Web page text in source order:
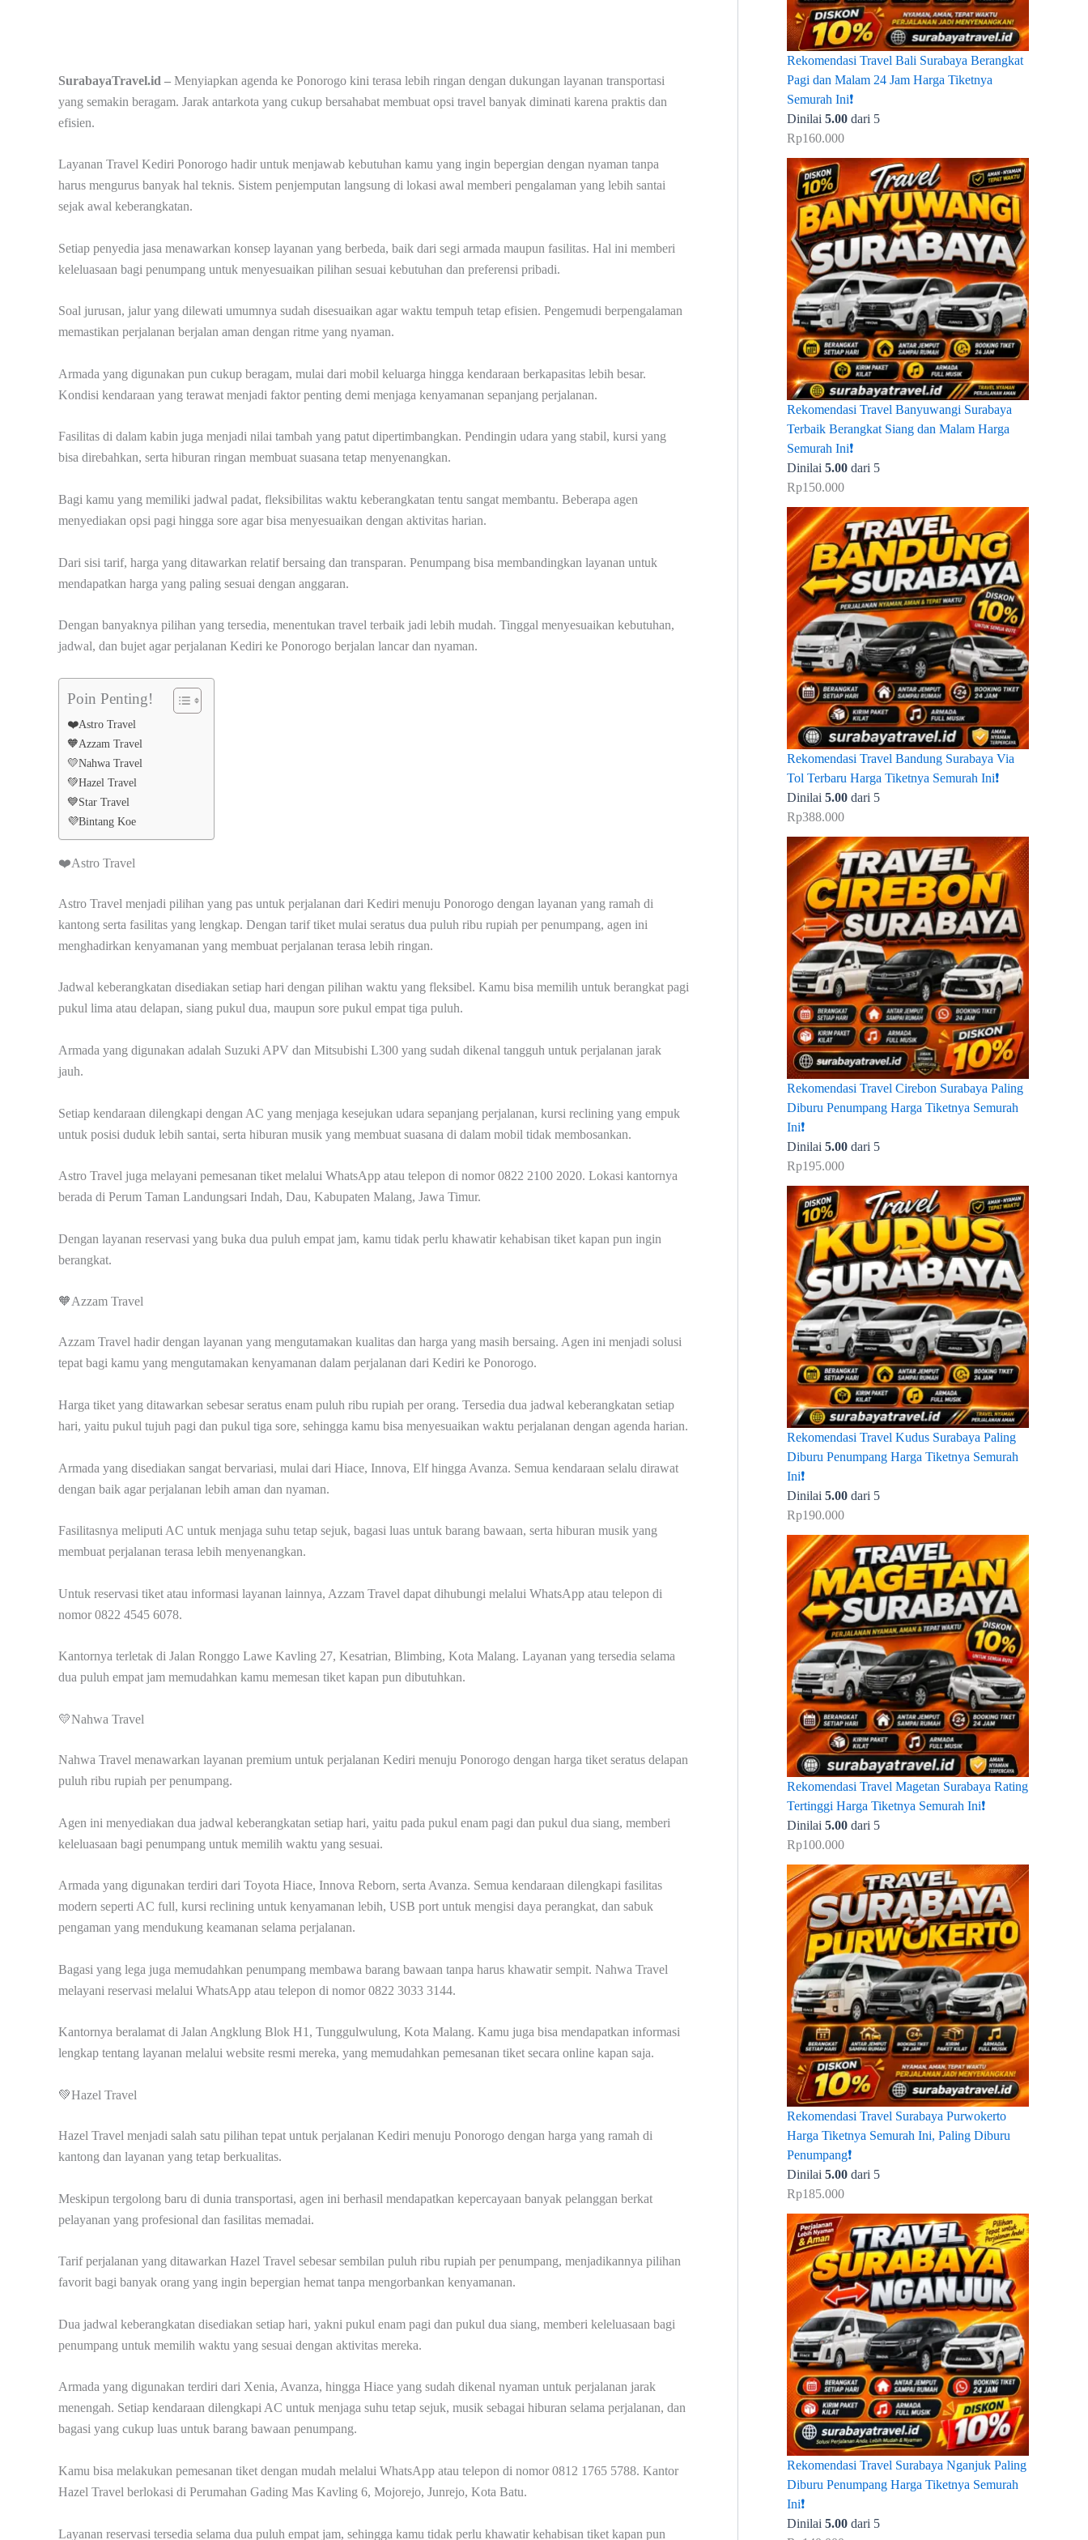
SurabayaTravel.id – Menyiapkan agenda ke Ponorogo kini terasa lebih ringan dengan dukungan layanan transportasi
yang semakin beragam. Jarak antarkota yang cukup bersahabat membuat opsi travel banyak diminati karena praktis dan
efisien.
Layanan Travel Kediri Ponorogo hadir untuk menjawab kebutuhan kamu yang ingin bepergian dengan nyaman tanpa
harus mengurus banyak hal teknis. Sistem penjemputan langsung di lokasi awal memberi pengalaman yang lebih santai
sejak awal keberangkatan.
Setiap penyedia jasa menawarkan konsep layanan yang berbeda, baik dari segi armada maupun fasilitas. Hal ini memberi
keleluasaan bagi penumpang untuk menyesuaikan pilihan sesuai kebutuhan dan preferensi pribadi.
Soal jurusan, jalur yang dilewati umumnya sudah disesuaikan agar waktu tempuh tetap efisien. Pengemudi berpengalaman
memastikan perjalanan berjalan aman dengan ritme yang nyaman.
Armada yang digunakan pun cukup beragam, mulai dari mobil keluarga hingga kendaraan berkapasitas lebih besar.
Kondisi kendaraan yang terawat menjadi faktor penting demi menjaga kenyamanan sepanjang perjalanan.
Fasilitas di dalam kabin juga menjadi nilai tambah yang patut dipertimbangkan. Pendingin udara yang stabil, kursi yang
bisa direbahkan, serta hiburan ringan membuat suasana tetap menyenangkan.
Bagi kamu yang memiliki jadwal padat, fleksibilitas waktu keberangkatan tentu sangat membantu. Beberapa agen
menyediakan opsi pagi hingga sore agar bisa menyesuaikan dengan aktivitas harian.
Dari sisi tarif, harga yang ditawarkan relatif bersaing dan transparan. Penumpang bisa membandingkan layanan untuk
mendapatkan harga yang paling sesuai dengan anggaran.
Dengan banyaknya pilihan yang tersedia, menentukan travel terbaik jadi lebih mudah. Tinggal menyesuaikan kebutuhan,
jadwal, dan bujet agar perjalanan Kediri ke Ponorogo berjalan lancar dan nyaman.
Poin Penting!
❤️Astro Travel
🧡Azzam Travel
💛Nahwa Travel
💚Hazel Travel
💙Star Travel
💜Bintang Koe
❤️Astro Travel
Astro Travel menjadi pilihan yang pas untuk perjalanan dari Kediri menuju Ponorogo dengan layanan yang ramah di
kantong serta fasilitas yang lengkap. Dengan tarif tiket mulai seratus dua puluh ribu rupiah per penumpang, agen ini
menghadirkan kenyamanan yang membuat perjalanan terasa lebih ringan.
Jadwal keberangkatan disediakan setiap hari dengan pilihan waktu yang fleksibel. Kamu bisa memilih untuk berangkat pagi
pukul lima atau delapan, siang pukul dua, maupun sore pukul empat tiga puluh.
Armada yang digunakan adalah Suzuki APV dan Mitsubishi L300 yang sudah dikenal tangguh untuk perjalanan jarak
jauh.
Setiap kendaraan dilengkapi dengan AC yang menjaga kesejukan udara sepanjang perjalanan, kursi reclining yang empuk
untuk posisi duduk lebih santai, serta hiburan musik yang membuat suasana di dalam mobil tidak membosankan.
Astro Travel juga melayani pemesanan tiket melalui WhatsApp atau telepon di nomor 0822 2100 2020. Lokasi kantornya
berada di Perum Taman Landungsari Indah, Dau, Kabupaten Malang, Jawa Timur.
Dengan layanan reservasi yang buka dua puluh empat jam, kamu tidak perlu khawatir kehabisan tiket kapan pun ingin
berangkat.
🧡Azzam Travel
Azzam Travel hadir dengan layanan yang mengutamakan kualitas dan harga yang masih bersaing. Agen ini menjadi solusi
tepat bagi kamu yang mengutamakan kenyamanan dalam perjalanan dari Kediri ke Ponorogo.
Harga tiket yang ditawarkan sebesar seratus enam puluh ribu rupiah per orang. Tersedia dua jadwal keberangkatan setiap
hari, yaitu pukul tujuh pagi dan pukul tiga sore, sehingga kamu bisa menyesuaikan waktu perjalanan dengan agenda harian.
Armada yang disediakan sangat bervariasi, mulai dari Hiace, Innova, Elf hingga Avanza. Semua kendaraan selalu dirawat
dengan baik agar perjalanan lebih aman dan nyaman.
Fasilitasnya meliputi AC untuk menjaga suhu tetap sejuk, bagasi luas untuk barang bawaan, serta hiburan musik yang
membuat perjalanan terasa lebih menyenangkan.
Untuk reservasi tiket atau informasi layanan lainnya, Azzam Travel dapat dihubungi melalui WhatsApp atau telepon di
nomor 0822 4545 6078.
Kantornya terletak di Jalan Ronggo Lawe Kavling 27, Kesatrian, Blimbing, Kota Malang. Layanan yang tersedia selama
dua puluh empat jam memudahkan kamu memesan tiket kapan pun dibutuhkan.
💛Nahwa Travel
Nahwa Travel menawarkan layanan premium untuk perjalanan Kediri menuju Ponorogo dengan harga tiket seratus delapan
puluh ribu rupiah per penumpang.
Agen ini menyediakan dua jadwal keberangkatan setiap hari, yaitu pada pukul enam pagi dan pukul dua siang, memberi
keleluasaan bagi penumpang untuk memilih waktu yang sesuai.
Armada yang digunakan terdiri dari Toyota Hiace, Innova Reborn, serta Avanza. Semua kendaraan dilengkapi fasilitas
modern seperti AC full, kursi reclining untuk kenyamanan lebih, USB port untuk mengisi daya perangkat, dan sabuk
pengaman yang mendukung keamanan selama perjalanan.
Bagasi yang lega juga memudahkan penumpang membawa barang bawaan tanpa harus khawatir sempit. Nahwa Travel
melayani reservasi melalui WhatsApp atau telepon di nomor 0822 3033 3144.
Kantornya beralamat di Jalan Angklung Blok H1, Tunggulwulung, Kota Malang. Kamu juga bisa mendapatkan informasi
lengkap tentang layanan melalui website resmi mereka, yang memudahkan pemesanan tiket secara online kapan saja.
💚Hazel Travel
Hazel Travel menjadi salah satu pilihan tepat untuk perjalanan Kediri menuju Ponorogo dengan harga yang ramah di
kantong dan layanan yang tetap berkualitas.
Meskipun tergolong baru di dunia transportasi, agen ini berhasil mendapatkan kepercayaan banyak pelanggan berkat
pelayanan yang profesional dan fasilitas memadai.
Tarif perjalanan yang ditawarkan Hazel Travel sebesar sembilan puluh ribu rupiah per penumpang, menjadikannya pilihan
favorit bagi banyak orang yang ingin bepergian hemat tanpa mengorbankan kenyamanan.
Dua jadwal keberangkatan disediakan setiap hari, yakni pukul enam pagi dan pukul dua siang, memberi keleluasaan bagi
penumpang untuk memilih waktu yang sesuai dengan aktivitas mereka.
Armada yang digunakan terdiri dari Xenia, Avanza, hingga Hiace yang sudah dikenal nyaman untuk perjalanan jarak
menengah. Setiap kendaraan dilengkapi AC untuk menjaga suhu tetap sejuk, musik sebagai hiburan selama perjalanan, dan
bagasi yang cukup luas untuk barang bawaan penumpang.
Kamu bisa melakukan pemesanan tiket dengan mudah melalui WhatsApp atau telepon di nomor 0812 1765 5788. Kantor
Hazel Travel berlokasi di Perumahan Gading Mas Kavling 6, Mojorejo, Junrejo, Kota Batu.
Layanan reservasi tersedia selama dua puluh empat jam, sehingga kamu tidak perlu khawatir kehabisan tiket kapan pun
Rekomendasi Travel Bali Surabaya Berangkat
Pagi dan Malam 24 Jam Harga Tiketnya
Semurah Ini❗
Dinilai 5.00 dari 5
Rp160.000
Rekomendasi Travel Banyuwangi Surabaya
Terbaik Berangkat Siang dan Malam Harga
Semurah Ini❗
Dinilai 5.00 dari 5
Rp150.000
Rekomendasi Travel Bandung Surabaya Via
Tol Terbaru Harga Tiketnya Semurah Ini❗
Dinilai 5.00 dari 5
Rp388.000
Rekomendasi Travel Cirebon Surabaya Paling
Diburu Penumpang Harga Tiketnya Semurah
Ini❗
Dinilai 5.00 dari 5
Rp195.000
Rekomendasi Travel Kudus Surabaya Paling
Diburu Penumpang Harga Tiketnya Semurah
Ini❗
Dinilai 5.00 dari 5
Rp190.000
Rekomendasi Travel Magetan Surabaya Rating
Tertinggi Harga Tiketnya Semurah Ini❗
Dinilai 5.00 dari 5
Rp100.000
Rekomendasi Travel Surabaya Purwokerto
Harga Tiketnya Semurah Ini, Paling Diburu
Penumpang❗
Dinilai 5.00 dari 5
Rp185.000
Rekomendasi Travel Surabaya Nganjuk Paling
Diburu Penumpang Harga Tiketnya Semurah
Ini❗
Dinilai 5.00 dari 5